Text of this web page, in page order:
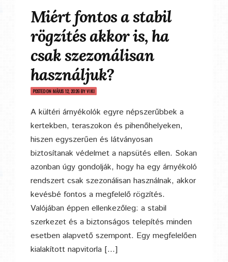
Miért fontos a stabil
rögzítés akkor is, ha
csak szezonálisan
használjuk?
POSTED ON MÁJUS 12, 2026BYVIKI
A kültéri árnyékolók egyre népszerűbbek a
kertekben, teraszokon és pihenőhelyeken,
hiszen egyszerűen és látványosan
biztosítanak védelmet a napsütés ellen. Sokan
azonban úgy gondolják, hogy ha egy árnyékoló
rendszert csak szezonálisan használnak, akkor
kevésbé fontos a megfelelő rögzítés.
Valójában éppen ellenkezőleg: a stabil
szerkezet és a biztonságos telepítés minden
esetben alapvető szempont. Egy megfelelően
kialakított napvitorla […]